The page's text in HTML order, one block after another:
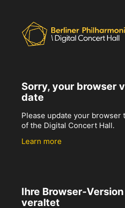
Sorry, your browser
date
Please update your browser
of the Digital Concert Hall.
Learn more
Ihre Browser-
veraltet